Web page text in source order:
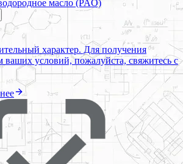
масло (PAO)
характер. Для получения
ваших условий, пожалуйста, свяжитесь с